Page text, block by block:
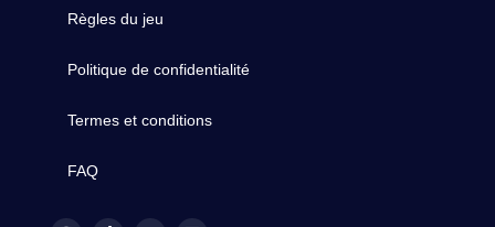
Règles du jeu
Politique de confidentialité
Termes et conditions
FAQ